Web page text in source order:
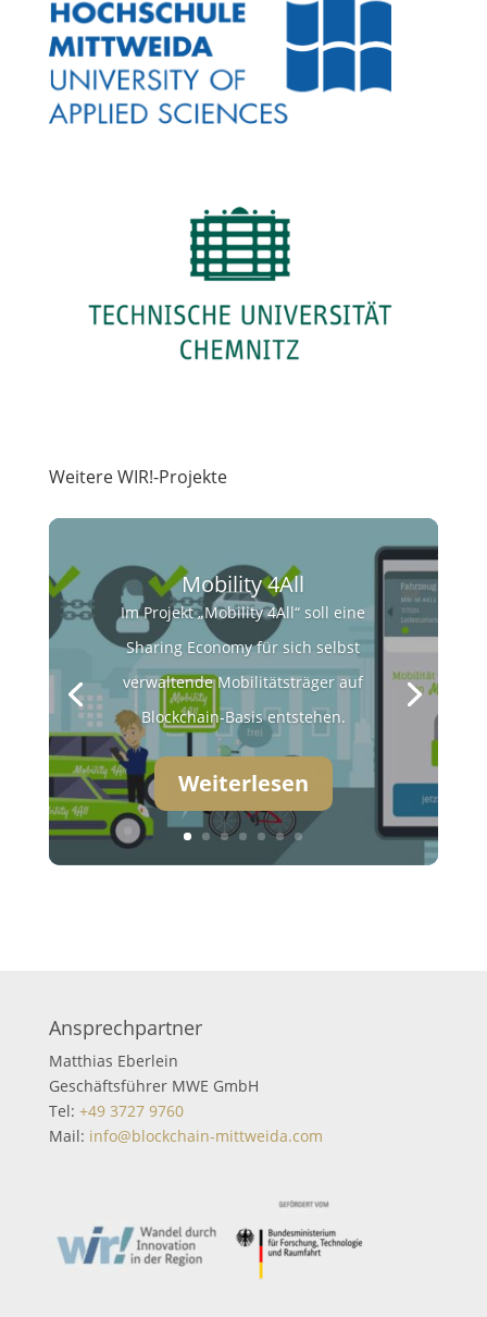
Weitere WIR!-Projekte
Mobility 4All
Im Projekt „Mobility 4All“ soll eine
Sharing Economy für sich selbst
verwaltende Mobilitätsträger auf
Blockchain-Basis entstehen.
Weiterlesen
Ansprechpartner
Matthias Eberlein
Geschäftsführer MWE GmbH
Tel: +49 3727 9760
Mail: info@blockchain-mittweida.com